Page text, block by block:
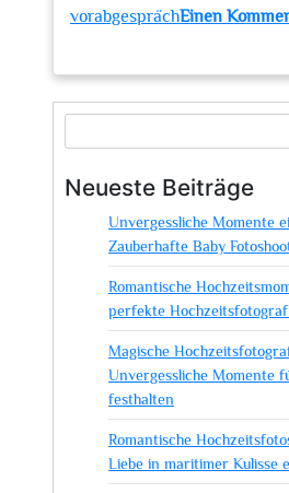
vorabgesprächEinen
Preise
und
für
unvergessliche
Momente
Neueste Beiträge
Unvergessliche Momente
Zauberhafte Baby
Romantische
perfekte
Magische
Unvergessliche Momente
festhalten
Romantische
Liebe in maritimer Kulisse